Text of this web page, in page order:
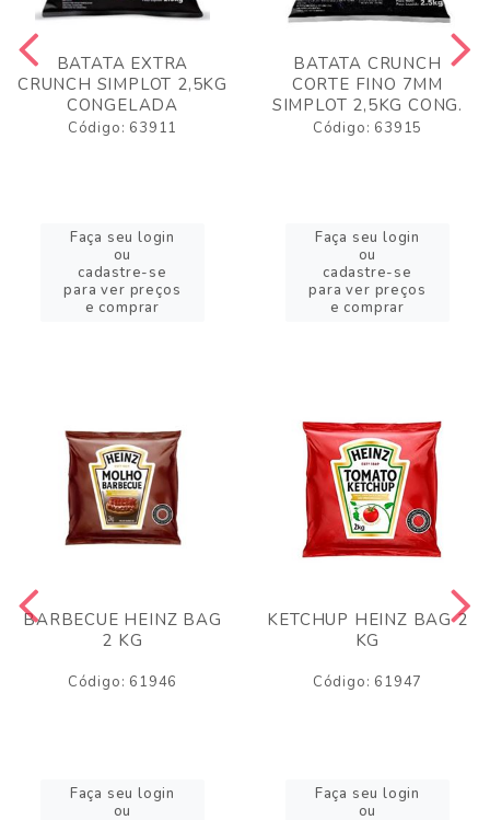
BATATA EXTRA
CRUNCH SIMPLOT 2,5KG
CONGELADA
Código: 63911
Faça seu login
ou
cadastre-se
para ver preços
e comprar
BATATA CRUNCH
CORTE FINO 7MM
SIMPLOT 2,5KG CONG.
Código: 63915
Faça seu login
ou
cadastre-se
para ver preços
e comprar
BARBECUE HEINZ BAG
2 KG
Código: 61946
Faça seu login
ou
KETCHUP HEINZ BAG 2
KG
Código: 61947
Faça seu login
ou